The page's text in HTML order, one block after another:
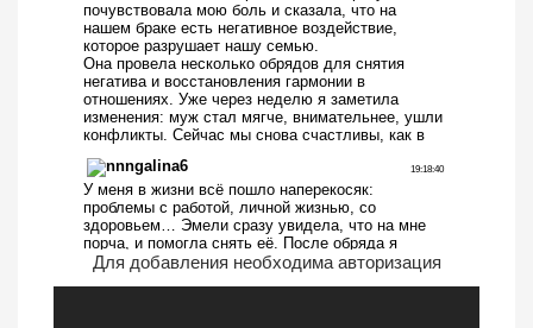
Для добавления необходима авторизация